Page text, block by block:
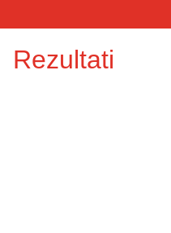
Rezultati